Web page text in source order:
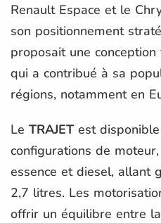
Renault Espace et le
son positionnement
proposait une
qui a contribué à sa
régions, notamment en
Le TRAJETest disponible
configurations de
essence et diesel, allant
2,7 litres. Les
offrir un équilibre entre